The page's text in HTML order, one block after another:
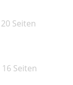
20 Seiten
16 Seiten